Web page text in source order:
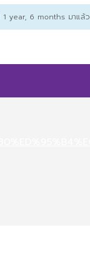
1 year, 6 months มาแล้ว